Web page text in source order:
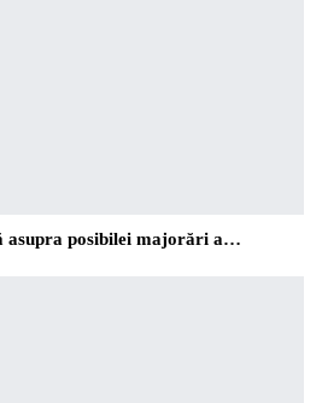
asupra posibilei majorări a…